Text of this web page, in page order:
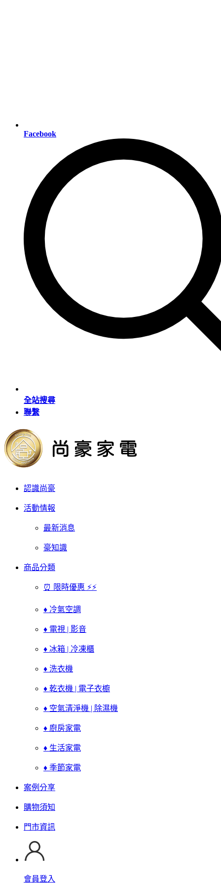
Facebook
全站搜尋
聯繫
認識尚豪
活動情報
最新消息
豪知識
商品分類
⏰ 限時優惠 ⚡⚡
♦ 冷氣空調
♦ 電視 | 影音
♦ 冰箱 | 冷凍櫃
♦ 洗衣機
♦ 乾衣機 | 電子衣櫥
♦ 空氣清淨機 | 除濕機
♦ 廚房家電
♦ 生活家電
♦ 季節家電
案例分享
購物須知
門市資訊
會員登入